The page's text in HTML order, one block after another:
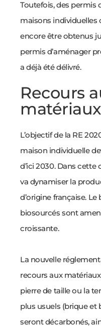
Toutefois, des permis
maisons individuelles
encore être obtenus
permis d’aménager
a déjà été délivré.
Recours
L’objectif de la RE
maison individuelle
d’ici 2030. Dans cette
va dynamiser la
d’origine française.
biosourcés sont
croissante.
La nouvelle
recours aux
pierre de taille ou la
plus usuels (brique
seront décarbonés,